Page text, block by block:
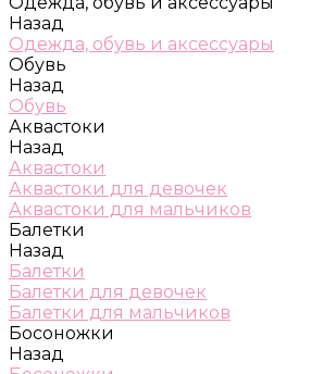
Назад
Одежда, обувь и аксессуары
Обувь
Назад
Обувь
Аквастоки
Назад
Аквастоки
Аквастоки для девочек
Аквастоки для мальчиков
Балетки
Назад
Балетки
Балетки для девочек
Балетки для мальчиков
Босоножки
Назад